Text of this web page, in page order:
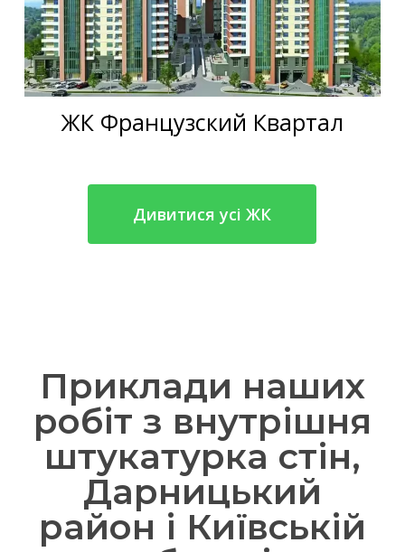
ЖК Французский Квартал
Дивитися усі ЖК
Приклади наших
робіт з внутрішня
штукатурка стін,
Дарницький
район і Київській